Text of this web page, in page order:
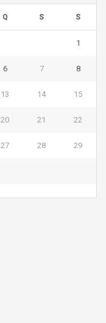
Q S S
1
6 7 8
13 14 15
20 21 22
27 28 29